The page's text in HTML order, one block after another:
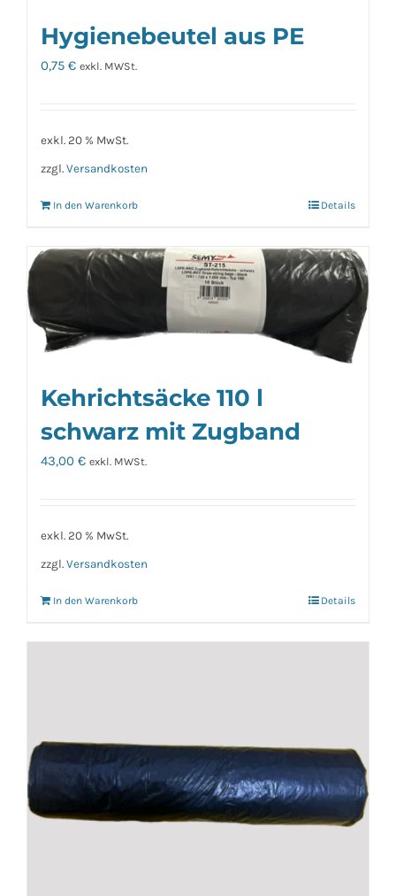
Hygienebeutel aus PE
0,75 € exkl. MWSt.
exkl. 20 % MwSt.
zzgl. Versandkosten
In den Warenkorb Details
Kehrichtsäcke 110 l
schwarz mit Zugband
43,00 € exkl. MWSt.
exkl. 20 % MwSt.
zzgl. Versandkosten
In den Warenkorb Details